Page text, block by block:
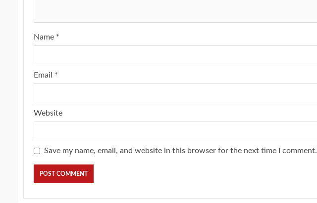
Name *
Email *
Website
Save my name, email, and website in this browser for the next time I comment.